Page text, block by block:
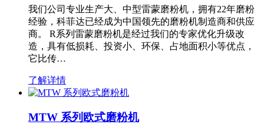
我们公司专业生产大、中型雷蒙磨粉机，拥有22年磨粉
经验，科菲达已经成为中国领先的磨粉机制造商和供应
商。 R系列雷蒙磨粉机是经过我们的专家优化升级改
造，具有低损耗、投资小、环保、占地面积小等优点，
它比传…
了解详情
MTW 系列欧式磨粉机